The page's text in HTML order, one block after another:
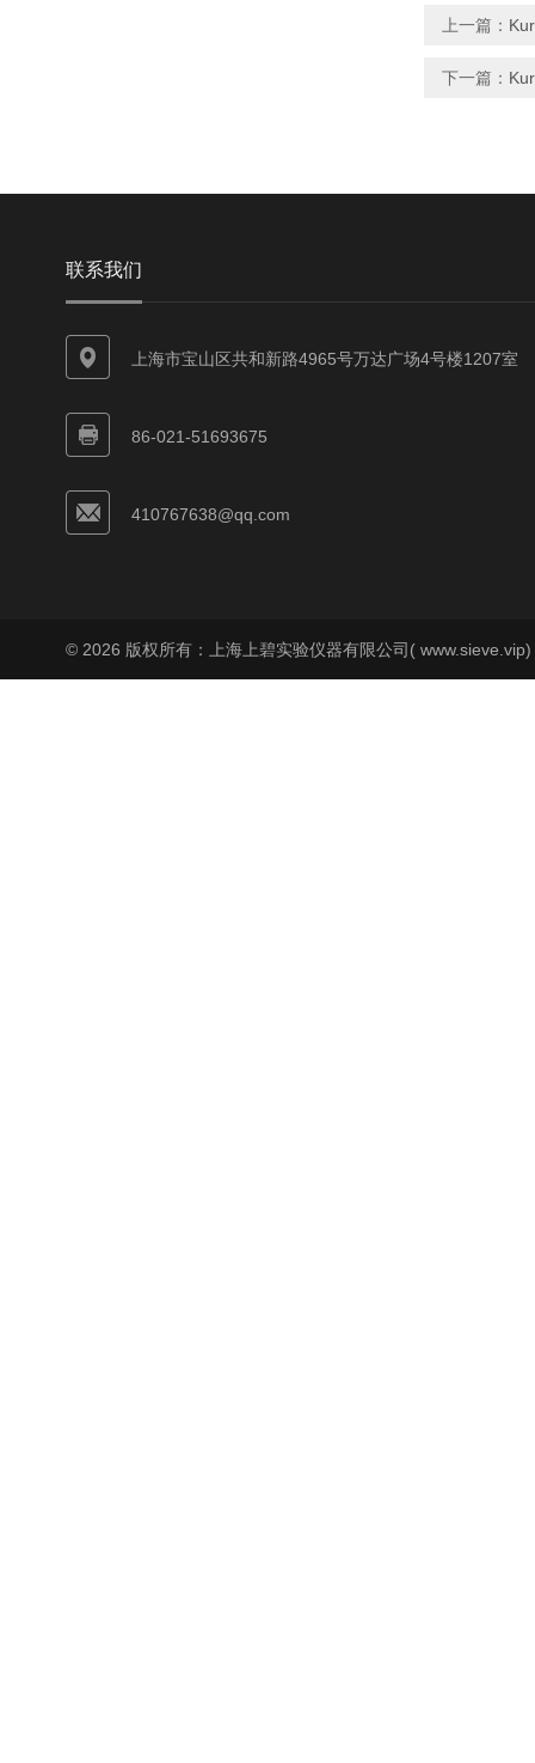
上一篇：
下一篇：
联系我们
上海市宝山区共和新路4965号万达广场4号楼1207室
86-021-51693675
410767638@qq.com
© 2026 版权所有：上海上碧实验仪器有限公司(